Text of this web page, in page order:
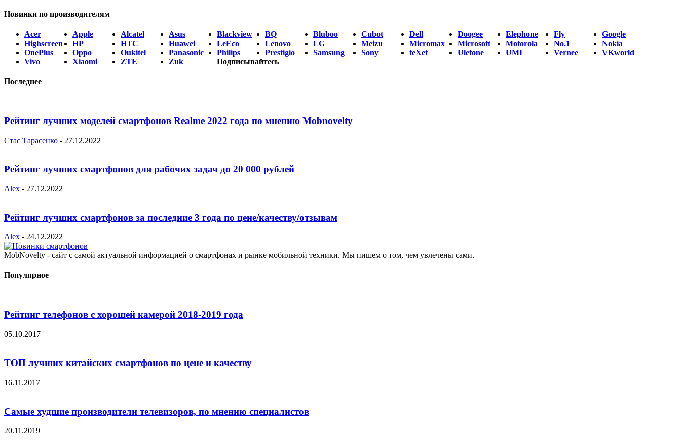
Новинки по производителям
Acer Apple Alcatel Asus Blackview BQ Bluboo Cubot Dell Doogee Elephone Fly
Google
Highscreen
HP HTC Huawei LeEco Lenovo LG Meizu Micromax Microsoft Motorola No.1
Nokia
OnePlus
Oppo Oukitel Panasonic Philips Prestigio Samsung Sony teXet Ulefone UMI Vernee
VKworld
Vivo
Xiaomi ZTE Zuk Подписывайтесь
Последнее
Рейтинг лучших моделей смартфонов Realme 2022 года по мнению Mobnovelty
Стас Тарасенко - 27.12.2022
Рейтинг лучших смартфонов для рабочих задач до 20 000 рублей
Alex - 27.12.2022
Рейтинг лучших смартфонов за последние 3 года по цене/качеству/отзывам
Alex - 24.12.2022
MobNovelty - сайт с самой актуальной информацией о смартфонах и рынке мобильной техники. Мы пишем о том, чем увлечены сами.
Популярное
Рейтинг телефонов с хорошей камерой 2018-2019 года
05.10.2017
ТОП лучших китайских смартфонов по цене и качеству
16.11.2017
Самые худшие производители телевизоров, по мнению специалистов
20.11.2019